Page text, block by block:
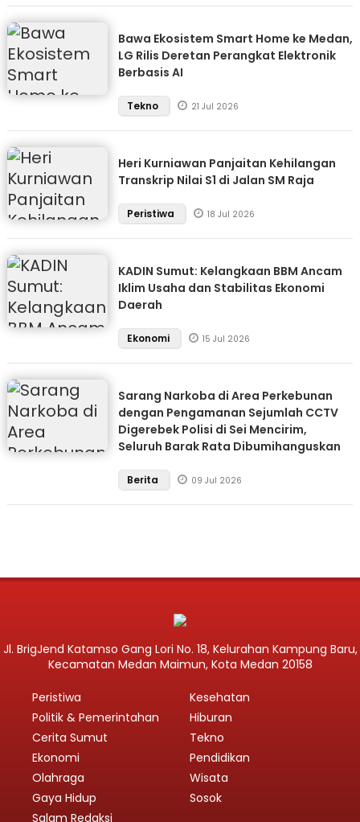
Bawa Ekosistem Smart Home ke Medan,
LG Rilis Deretan Perangkat Elektronik
Berbasis AI
Tekno 21 Jul 2026
Heri Kurniawan Panjaitan Kehilangan
Transkrip Nilai S1 di Jalan SM Raja
Peristiwa 18 Jul 2026
KADIN Sumut: Kelangkaan BBM Ancam
Iklim Usaha dan Stabilitas Ekonomi
Daerah
Ekonomi 15 Jul 2026
Sarang Narkoba di Area Perkebunan
dengan Pengamanan Sejumlah CCTV
Digerebek Polisi di Sei Mencirim,
Seluruh Barak Rata Dibumihanguskan
Berita 09 Jul 2026
Jl. BrigJend Katamso Gang Lori No. 18, Kelurahan Kampung Baru,
Kecamatan Medan Maimun, Kota Medan 20158
Peristiwa
Politik & Pemerintahan
Cerita Sumut
Ekonomi
Olahraga
Gaya Hidup
Kesehatan
Hiburan
Tekno
Pendidikan
Wisata
Sosok
Salam Redaksi